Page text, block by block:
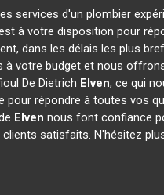
services d'un plombier
à votre disposition pour
dans les délais les plus
votre budget et nous
De Dietrich Elven, ce qui
répondre à toutes vos
Elven nous font confiance
satisfaits. N'hésitez